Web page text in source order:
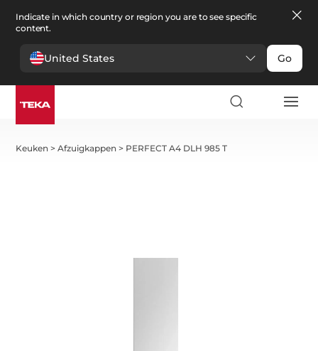
Indicate in which country or region you are to see specific
content.
United States Go
Keuken >Afzuigkappen > PERFECT A4 DLH 985 T